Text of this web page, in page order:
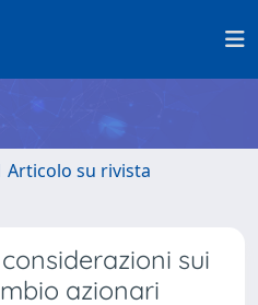
Articolo su rivista
sui
azionari